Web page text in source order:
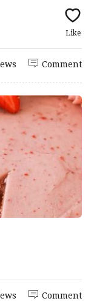
Like
Comment
Comment